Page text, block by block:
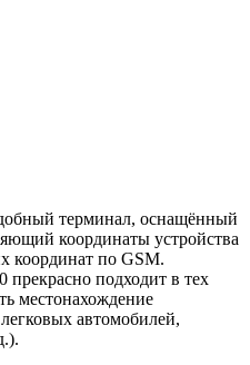
терминал, оснащённый
координаты устройства
координат по GSM.
прекрасно подходит в тех
местонахождение
автомобилей,